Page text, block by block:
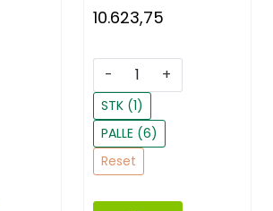
10.623,75
- +
STK (1)
PALLE (6)
Reset